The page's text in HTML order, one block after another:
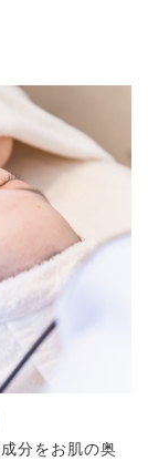
分をお肌の奥